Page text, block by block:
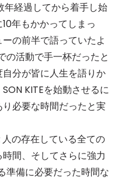
経過してから着手し始
年もかかってしまっ
の前半で語っていたよ
の活動で手一杯だったと
分が皆に人生を語りか
KITEを始動させるに
必要な時間だったと実
の存在している全ての
間、そしてさらに強力
準備に必要だった時間な